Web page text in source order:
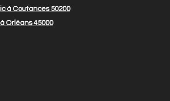
à Coutances 50200
Orléans 45000